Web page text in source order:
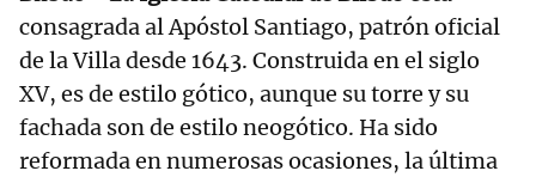
consagrada al Apóstol Santiago, patrón oficial
de la Villa desde 1643. Construida en el siglo
XV, es de estilo gótico, aunque su torre y su
fachada son de estilo neogótico. Ha sido
reformada en numerosas ocasiones, la última